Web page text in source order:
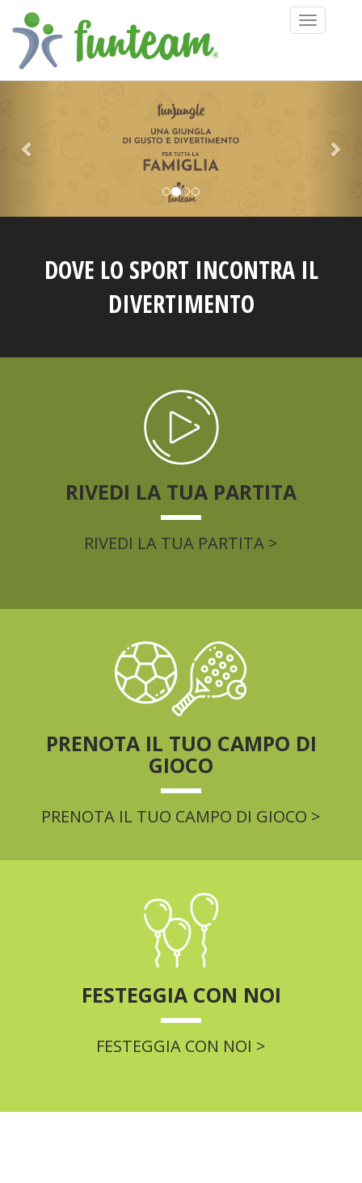
Toggle
navigation
DOVE LO SPORT INCONTRA IL
DIVERTIMENTO
RIVEDI LA TUA PARTITA
RIVEDI LA TUA PARTITA >
PRENOTA IL TUO CAMPO DI
GIOCO
PRENOTA IL TUO CAMPO DI GIOCO >
FESTEGGIA CON NOI
FESTEGGIA CON NOI >